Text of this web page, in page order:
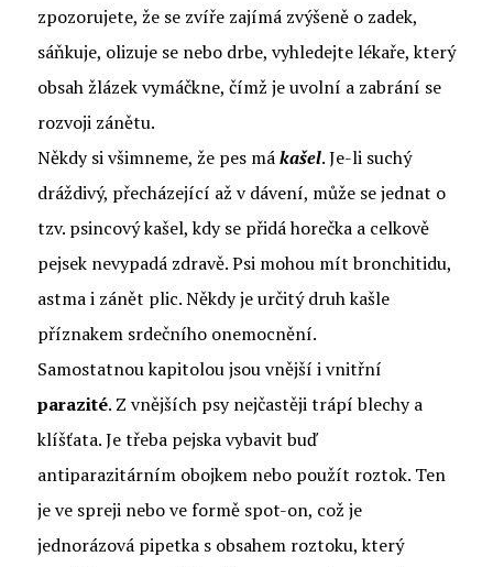
zpozorujete, že se zvíře zajímá zvýšeně o zadek,
sáňkuje, olizuje se nebo drbe, vyhledejte lékaře, který
obsah žlázek vymáčkne, čímž je uvolní a zabrání se
rozvoji zánětu.
Někdy si všimneme, že pes mákašel. Je-li suchý
dráždivý, přecházející až v dávení, může se jednat o
tzv. psincový kašel, kdy se přidá horečka a celkově
pejsek nevypadá zdravě. Psi mohou mít bronchitidu,
astma i zánět plic. Někdy je určitý druh kašle
příznakem srdečního onemocnění.
Samostatnou kapitolou jsou vnější i vnitřní
parazité. Z vnějších psy nejčastěji trápí blechy a
klíšťata. Je třeba pejska vybavit buď
antiparazitárním obojkem nebo použít roztok. Ten
je ve spreji nebo ve formě spot-on, což je
jednorázová pipetka s obsahem roztoku, který